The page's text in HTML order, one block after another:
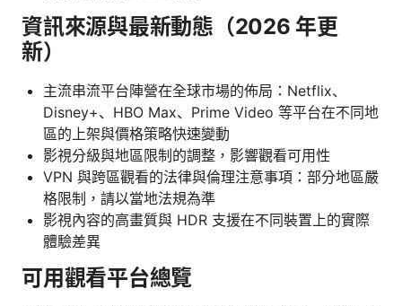
資訊來源與最新動態（2026 年更
新）
主流串流平台陣營在全球市場的佈局：Netflix、
Disney+、HBO Max、Prime Video 等平台在不同地
區的上架與價格策略快速變動
影視分級與地區限制的調整，影響觀看可用性
VPN 與跨區觀看的法律與倫理注意事項：部分地區嚴
格限制，請以當地法規為準
影視內容的高畫質與 HDR 支援在不同裝置上的實際
體驗差異
可用觀看平台總覽